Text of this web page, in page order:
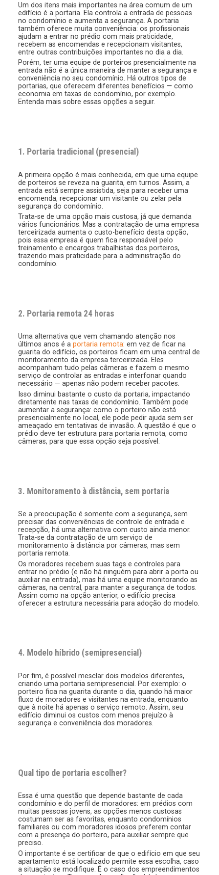
Um dos itens mais importantes na área comum de um
edifício é a portaria. Ela controla a entrada de pessoas
no condomínio e aumenta a segurança. A portaria
também oferece muita conveniência: os profissionais
ajudam a entrar no prédio com mais praticidade,
recebem as encomendas e recepcionam visitantes,
entre outras contribuições importantes no dia a dia.
Porém, ter uma equipe de porteiros presencialmente na
entrada não é a única maneira de manter a segurança e
conveniência no seu condomínio. Há outros tipos de
portarias, que oferecem diferentes benefícios — como
economia em taxas de condomínio, por exemplo.
Entenda mais sobre essas opções a seguir.
1. Portaria tradicional (presencial)
A primeira opção é mais conhecida, em que uma equipe
de porteiros se reveza na guarita, em turnos. Assim, a
entrada está sempre assistida, seja para receber uma
encomenda, recepcionar um visitante ou zelar pela
segurança do condomínio.
Trata-se de uma opção mais custosa, já que demanda
vários funcionários. Mas a contratação de uma empresa
terceirizada aumenta o custo-benefício desta opção,
pois essa empresa é quem fica responsável pelo
treinamento e encargos trabalhistas dos porteiros,
trazendo mais praticidade para a administração do
condomínio.
2. Portaria remota 24 horas
Uma alternativa que vem chamando atenção nos
últimos anos é aportaria remota: em vez de ficar na
guarita do edifício, os porteiros ficam em uma central de
monitoramento da empresa terceirizada. Eles
acompanham tudo pelas câmeras e fazem o mesmo
serviço de controlar as entradas e interfonar quando
necessário — apenas não podem receber pacotes.
Isso diminui bastante o custo da portaria, impactando
diretamente nas taxas de condomínio. Também pode
aumentar a segurança: como o porteiro não está
presencialmente no local, ele pode pedir ajuda sem ser
ameaçado em tentativas de invasão. A questão é que o
prédio deve ter estrutura para portaria remota, como
câmeras, para que essa opção seja possível.
3. Monitoramento à distância, sem portaria
Se a preocupação é somente com a segurança, sem
precisar das conveniências de controle de entrada e
recepção, há uma alternativa com custo ainda menor.
Trata-se da contratação de um serviço de
monitoramento à distância por câmeras, mas sem
portaria remota.
Os moradores recebem suas tags e controles para
entrar no prédio (e não há ninguém para abrir a porta ou
auxiliar na entrada), mas há uma equipe monitorando as
câmeras, na central, para manter a segurança de todos.
Assim como na opção anterior, o edifício precisa
oferecer a estrutura necessária para adoção do modelo.
4. Modelo híbrido (semipresencial)
Por fim, é possível mesclar dois modelos diferentes,
criando uma portaria semipresencial. Por exemplo: o
porteiro fica na guarita durante o dia, quando há maior
fluxo de moradores e visitantes na entrada, enquanto
que à noite há apenas o serviço remoto. Assim, seu
edifício diminui os custos com menos prejuízo à
segurança e conveniência dos moradores.
Qual tipo de portaria escolher?
Essa é uma questão que depende bastante de cada
condomínio e do perfil de moradores: em prédios com
muitas pessoas jovens, as opções menos custosas
costumam ser as favoritas, enquanto condomínios
familiares ou com moradores idosos preferem contar
com a presença do porteiro, para auxiliar sempre que
preciso.
O importante é se certificar de que o edifício em que seu
apartamento está localizado permite essa escolha, caso
a situação se modifique. É o caso dos empreendimentos